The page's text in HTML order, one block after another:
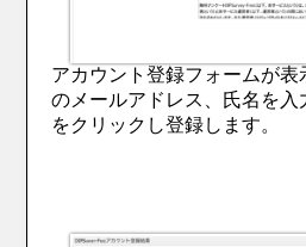
アカウント登録フォームが
のメールアドレス、氏名を入
をクリックし登録します。